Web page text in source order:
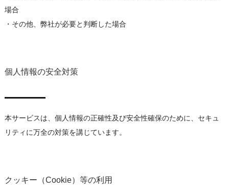
場合
・その他、弊社が必要と判断した場合
個人情報の安全対策
本サービスは、個人情報の正確性及び安全性確保のために、セキュ
リティに万全の対策を講じています。
クッキー（Cookie）等の利用